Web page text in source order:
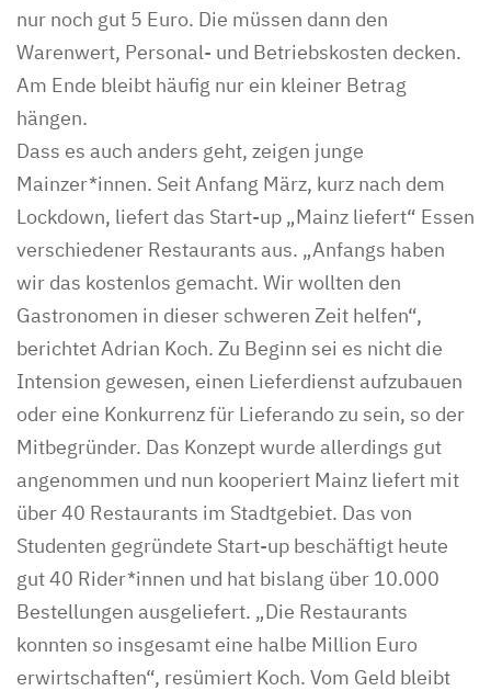
nur noch gut 5 Euro. Die müssen dann den
Warenwert, Personal- und Betriebskosten decken.
Am Ende bleibt häufig nur ein kleiner Betrag
hängen.
Dass es auch anders geht, zeigen junge
Mainzer*innen. Seit Anfang März, kurz nach dem
Lockdown, liefert das Start-up „Mainz liefert“ Essen
verschiedener Restaurants aus. „Anfangs haben
wir das kostenlos gemacht. Wir wollten den
Gastronomen in dieser schweren Zeit helfen“,
berichtet Adrian Koch. Zu Beginn sei es nicht die
Intension gewesen, einen Lieferdienst aufzubauen
oder eine Konkurrenz für Lieferando zu sein, so der
Mitbegründer. Das Konzept wurde allerdings gut
angenommen und nun kooperiert Mainz liefert mit
über 40 Restaurants im Stadtgebiet. Das von
Studenten gegründete Start-up beschäftigt heute
gut 40 Rider*innen und hat bislang über 10.000
Bestellungen ausgeliefert. „Die Restaurants
konnten so insgesamt eine halbe Million Euro
erwirtschaften“, resümiert Koch. Vom Geld bleibt